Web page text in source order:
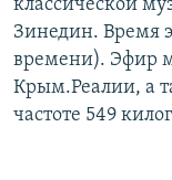
классической
Зинедин. Время
времени). Эфир
Крым.Реалии, а
частоте 549